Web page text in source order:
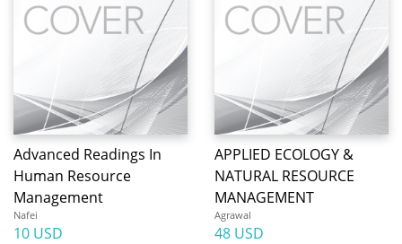
Advanced Readings In
Human Resource
Management
Nafei
10 USD
APPLIED ECOLOGY &
NATURAL RESOURCE
MANAGEMENT
Agrawal
48 USD